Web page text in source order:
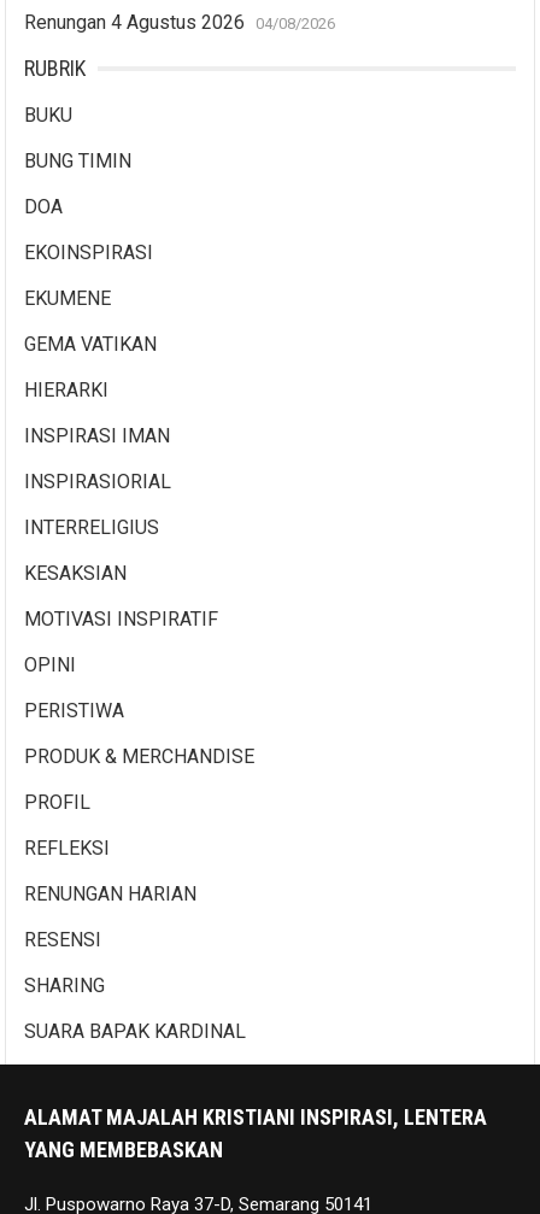
Renungan 4 Agustus 2026 04/08/2026
RUBRIK
BUKU
BUNG TIMIN
DOA
EKOINSPIRASI
EKUMENE
GEMA VATIKAN
HIERARKI
INSPIRASI IMAN
INSPIRASIORIAL
INTERRELIGIUS
KESAKSIAN
MOTIVASI INSPIRATIF
OPINI
PERISTIWA
PRODUK & MERCHANDISE
PROFIL
REFLEKSI
RENUNGAN HARIAN
RESENSI
SHARING
SUARA BAPAK KARDINAL
ALAMAT MAJALAH KRISTIANI INSPIRASI, LENTERA
YANG MEMBEBASKAN
Jl. Puspowarno Raya 37-D, Semarang 50141